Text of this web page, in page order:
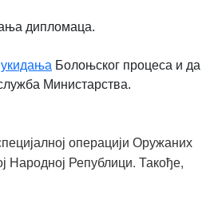
дипломаца.
Болоњског процеса и да
Министарства.
операцији Оружаних
Народној Републици. Такође,